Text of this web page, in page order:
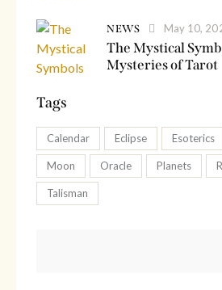
NEWS May 10,
The Mystical
Mysteries of Tarot
Tags
Calendar Eclipse Esoterics
Moon Oracle Planets
Talisman